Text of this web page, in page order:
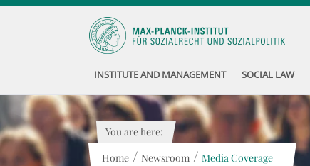
INSTITUTE AND MANAGEMENT SOCIAL LAW
You are here:
Home / Newsroom / Media Coverage